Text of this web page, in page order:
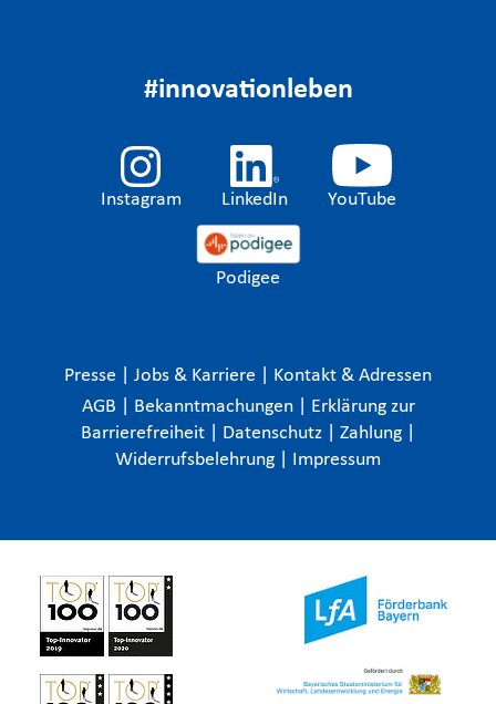
#innovationleben
Instagram LinkedIn YouTube
Podigee
Presse Jobs & Karriere
Kontakt & Adressen
AGB
Bekanntmachungen
Erklärung zur
Barrierefreiheit
Datenschutz Zahlung
Widerrufsbelehrung
Impressum